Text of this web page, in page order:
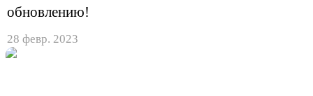
обновлению!
28 февр. 2023